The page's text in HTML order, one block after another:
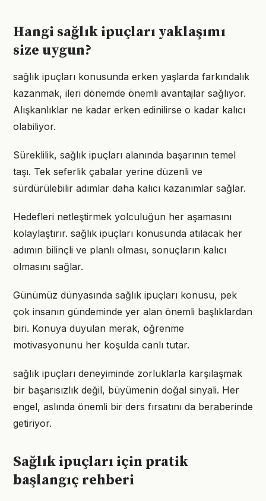
Hangi sağlık ipuçları yaklaşımı
size uygun?
sağlık ipuçları konusunda erken yaşlarda farkındalık
kazanmak, ileri dönemde önemli avantajlar sağlıyor.
Alışkanlıklar ne kadar erken edinilirse o kadar kalıcı
olabiliyor.
Süreklilik, sağlık ipuçları alanında başarının temel
taşı. Tek seferlik çabalar yerine düzenli ve
sürdürülebilir adımlar daha kalıcı kazanımlar sağlar.
Hedefleri netleştirmek yolculuğun her aşamasını
kolaylaştırır. sağlık ipuçları konusunda atılacak her
adımın bilinçli ve planlı olması, sonuçların kalıcı
olmasını sağlar.
Günümüz dünyasında sağlık ipuçları konusu, pek
çok insanın gündeminde yer alan önemli başlıklardan
biri. Konuya duyulan merak, öğrenme
motivasyonunu her koşulda canlı tutar.
sağlık ipuçları deneyiminde zorluklarla karşılaşmak
bir başarısızlık değil, büyümenin doğal sinyali. Her
engel, aslında önemli bir ders fırsatını da beraberinde
getiriyor.
Sağlık ipuçları için pratik
başlangıç rehberi